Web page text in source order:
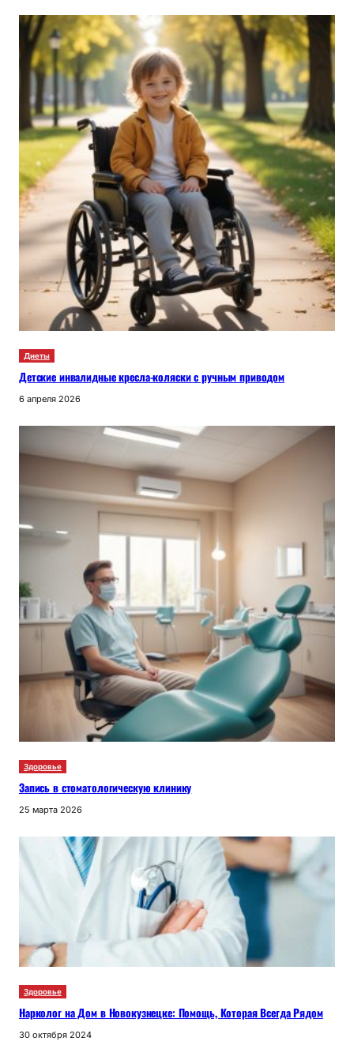
Диеты
Детские инвалидные кресла-коляски с ручным приводом
6 апреля 2026
Здоровье
Запись в стоматологическую клинику
25 марта 2026
Здоровье
Нарколог на Дом в Новокузнецке: Помощь, Которая Всегда Рядом
30 октября 2024